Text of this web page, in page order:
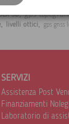
3D,gps
, livelli ottici, gps gnss
SERVIZI
Assistenza Post
Finanziamenti
Laboratorio di